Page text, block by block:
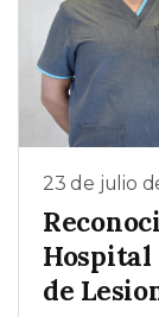
23 de julio
Hospital
de